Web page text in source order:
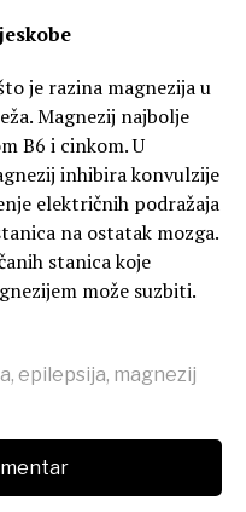
je razina magnezija u
Magnezij najbolje
B6 i cinkom. U
inhibira konvulzije
električnih podražaja
na ostatak mozga.
stanica koje
može suzbiti.
, epilepsija, magnezij